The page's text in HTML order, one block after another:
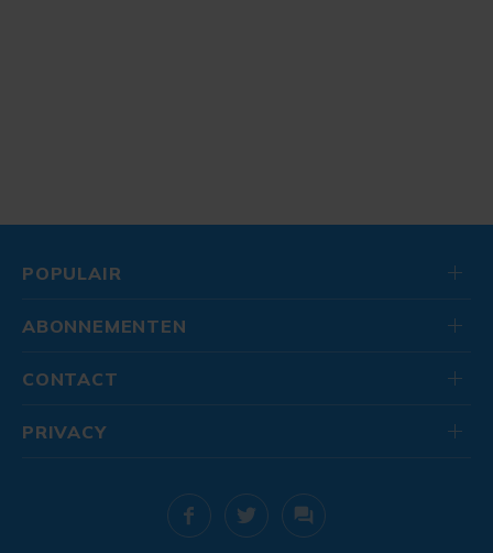
POPULAIR
ABONNEMENTEN
CONTACT
PRIVACY